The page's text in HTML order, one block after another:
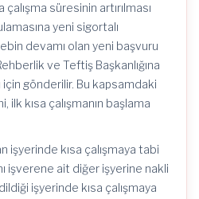
çalışma süresinin artırılması
yeni sigortalı
devamı olan yeni başvuru
ve Teftiş Başkanlığına
için gönderilir. Bu kapsamdaki
ilk kısa çalışmanın başlama
işyerinde kısa çalışmaya tabi
işverene ait diğer işyerine nakli
işyerinde kısa çalışmaya